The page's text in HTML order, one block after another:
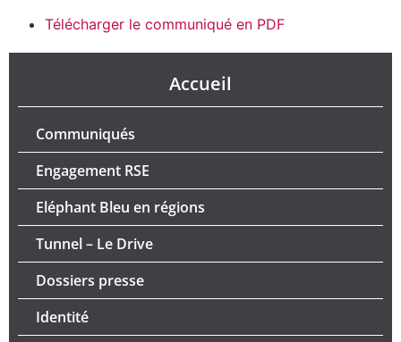
Accueil
Communiqués
Engagement RSE
Eléphant Bleu en régions
Tunnel – Le Drive
Dossiers presse
Identité
Télécharger le communiqué en PDF